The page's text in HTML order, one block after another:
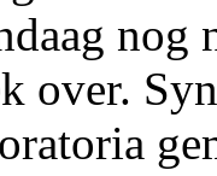
over.